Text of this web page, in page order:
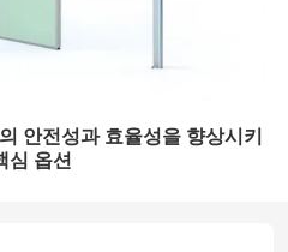
안전성과 효율성을 향상시키
심 옵션